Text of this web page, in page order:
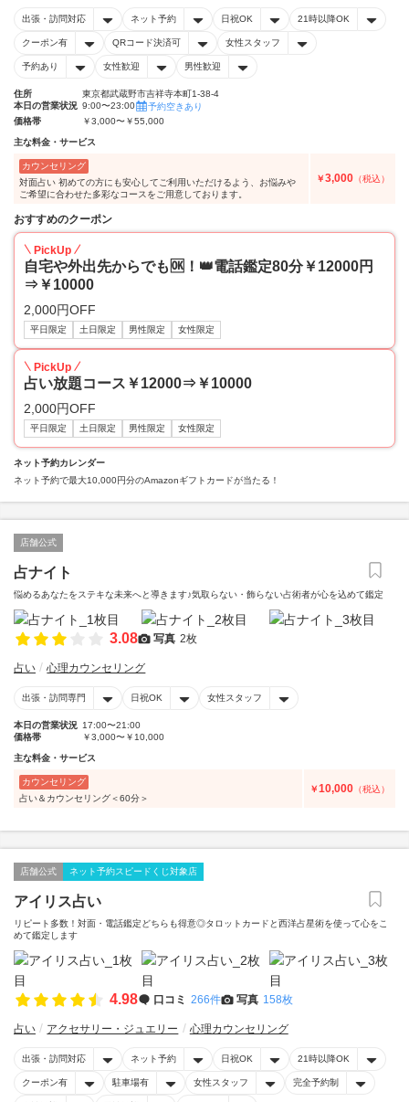
出張・訪問対応 ネット予約 日祝OK 21時以降OK
クーポン有 QRコード決済可 女性スタッフ
予約あり 女性歓迎 男性歓迎
住所
東京都武蔵野市吉祥寺本町1-38-4
本日の営業状況 9:00〜23:00
予約空きあり
価格帯
￥3,000〜￥55,000
主な料金・サービス
カウンセリング
対面占い 初めての方にも安心してご利用いただけるよう、お悩みや
ご希望に合わせた多彩なコースをご用意しております。
￥3,000 （税込）
おすすめのクーポン
PickUp
自宅や外出先からでも🆗！👑電話鑑定80分￥12000円
⇒￥10000
2,000円OFF
平日限定 土日限定 男性限定 女性限定
PickUp
占い放題コース￥12000⇒￥10000
2,000円OFF
平日限定 土日限定 男性限定 女性限定
ネット予約カレンダー
ネット予約で最大10,000円分のAmazonギフトカードが当たる！
店舗公式
占ナイト
悩めるあなたをステキな未来へと導きます♪気取らない・飾らない占術者が心を込めて鑑定
3.08 写真 2枚
占い 心理カウンセリング
出張・訪問専門 日祝OK 女性スタッフ
本日の営業状況 17:00〜21:00
価格帯
￥3,000〜￥10,000
主な料金・サービス
カウンセリング
占い＆カウンセリング＜60分＞
￥10,000 （税込）
店舗公式 ネット予約スピードくじ対象店
アイリス占い
リピート多数！対面・電話鑑定どちらも得意◎タロットカードと西洋占星術を使って心をこ
めて鑑定します
4.98 口コミ 266件 写真 158枚
占い アクセサリー・ジュエリー 心理カウンセリング
出張・訪問対応 ネット予約 日祝OK 21時以降OK
クーポン有 駐車場有 女性スタッフ 完全予約制